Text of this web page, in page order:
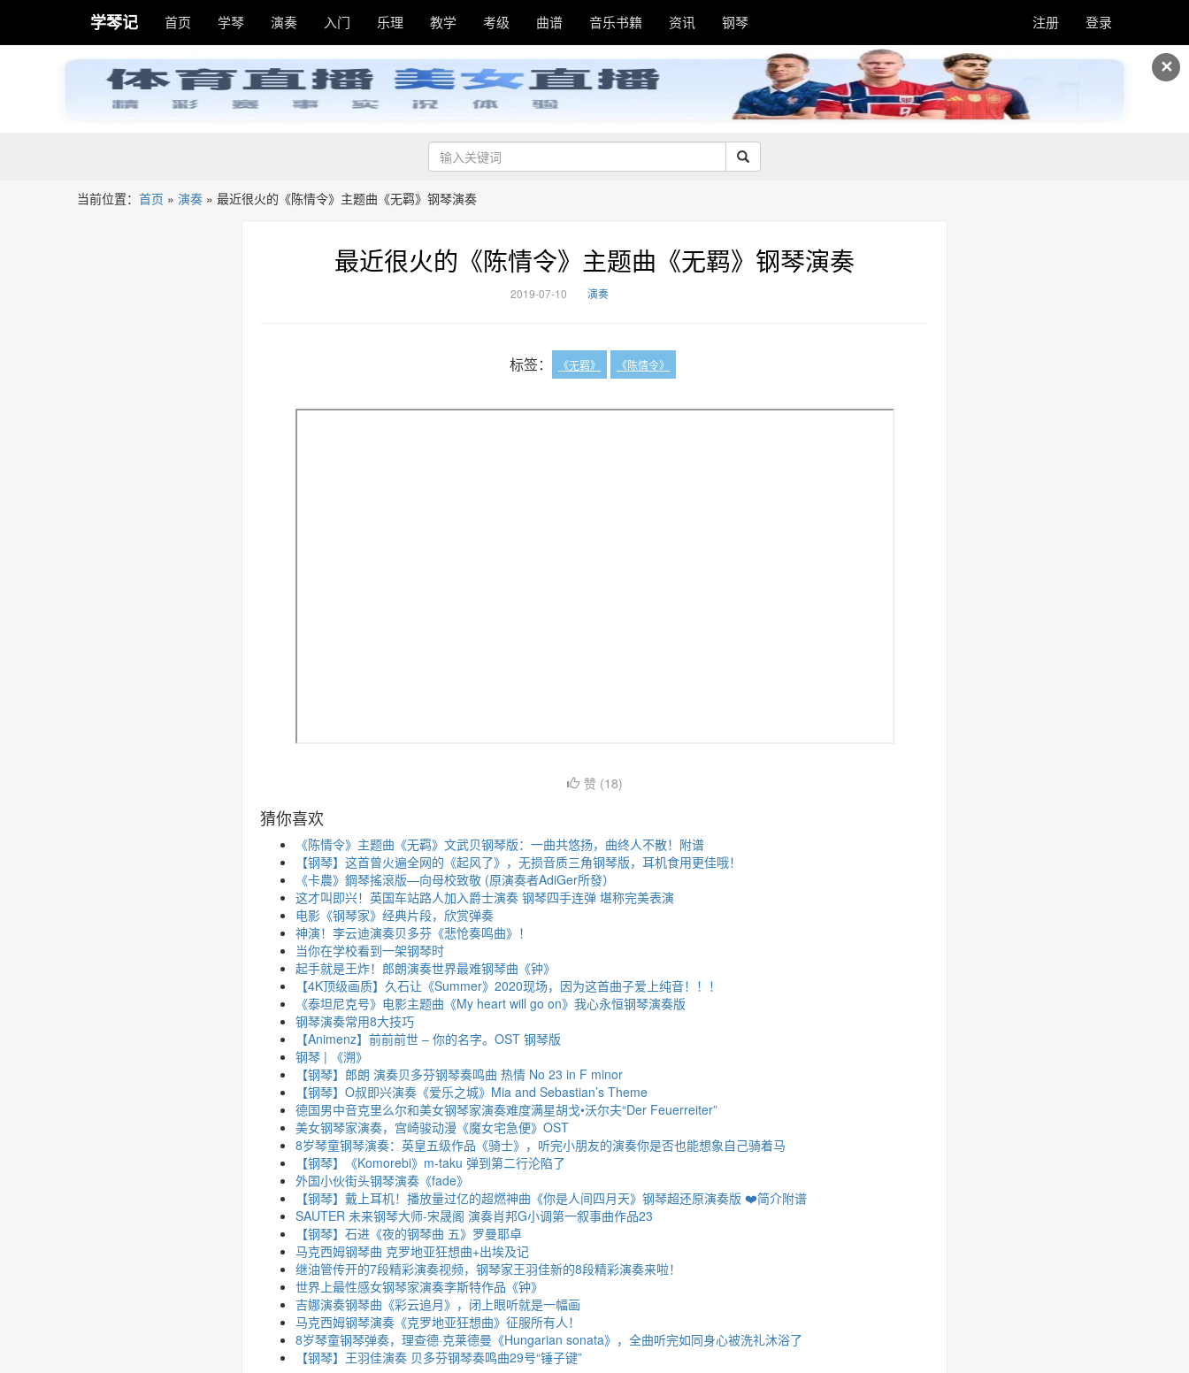
✕
学琴记 首页 学琴 演奏 入门 乐理 教学 考级 曲谱 音乐书籍 资讯 钢琴 注册 登录
当前位置： 首页 » 演奏 » 最近很火的《陈情令》主题曲《无羁》钢琴演奏
最近很火的《陈情令》主题曲《无羁》钢琴演奏
2019-07-10 演奏
标签： 《无羁》 《陈情令》
赞 (18)
猜你喜欢
《陈情令》主题曲《无羁》文武贝钢琴版：一曲共悠扬，曲终人不散！附谱
【钢琴】这首曾火遍全网的《起风了》，无损音质三角钢琴版，耳机食用更佳哦！
《卡農》鋼琴搖滾版—向母校致敬 (原演奏者AdiGer所發）
这才叫即兴！英国车站路人加入爵士演奏 钢琴四手连弹 堪称完美表演
电影《钢琴家》经典片段，欣赏弹奏
神演！李云迪演奏贝多芬《悲怆奏鸣曲》！
当你在学校看到一架钢琴时
起手就是王炸！郎朗演奏世界最难钢琴曲《钟》
【4K顶级画质】久石让《Summer》2020现场，因为这首曲子爱上纯音！！！
《泰坦尼克号》电影主题曲《My heart will go on》我心永恒钢琴演奏版
钢琴演奏常用8大技巧
【Animenz】前前前世 – 你的名字。OST 钢琴版
钢琴 | 《溯》
【钢琴】郎朗 演奏贝多芬钢琴奏鸣曲 热情 No 23 in F minor
【钢琴】O叔即兴演奏《爱乐之城》Mia and Sebastian’s Theme
德国男中音克里么尔和美女钢琴家演奏难度满星胡戈•沃尔夫“Der Feuerreiter”
美女钢琴家演奏，宫崎骏动漫《魔女宅急便》OST
8岁琴童钢琴演奏：英皇五级作品《骑士》，听完小朋友的演奏你是否也能想象自己骑着马
【钢琴】《Komorebi》m-taku 弹到第二行沦陷了
外国小伙街头钢琴演奏《fade》
【钢琴】戴上耳机！播放量过亿的超燃神曲《你是人间四月天》钢琴超还原演奏版 ❤️简介附谱
SAUTER 未来钢琴大师-宋晟阁 演奏肖邦G小调第一叙事曲作品23
【钢琴】石进《夜的钢琴曲 五》罗曼耶卓
马克西姆钢琴曲 克罗地亚狂想曲+出埃及记
继油管传开的7段精彩演奏视频，钢琴家王羽佳新的8段精彩演奏来啦！
世界上最性感女钢琴家演奏李斯特作品《钟》
吉娜演奏钢琴曲《彩云追月》，闭上眼听就是一幅画
马克西姆钢琴演奏《克罗地亚狂想曲》征服所有人！
8岁琴童钢琴弹奏，理查德·克莱德曼《Hungarian sonata》，全曲听完如同身心被洗礼沐浴了
【钢琴】王羽佳演奏 贝多芬钢琴奏鸣曲29号“锤子键”